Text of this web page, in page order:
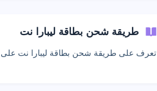
طريقة شحن بطاقة ليبارا نت
تعرف على طريقة شحن بطاقة ليبارا نت